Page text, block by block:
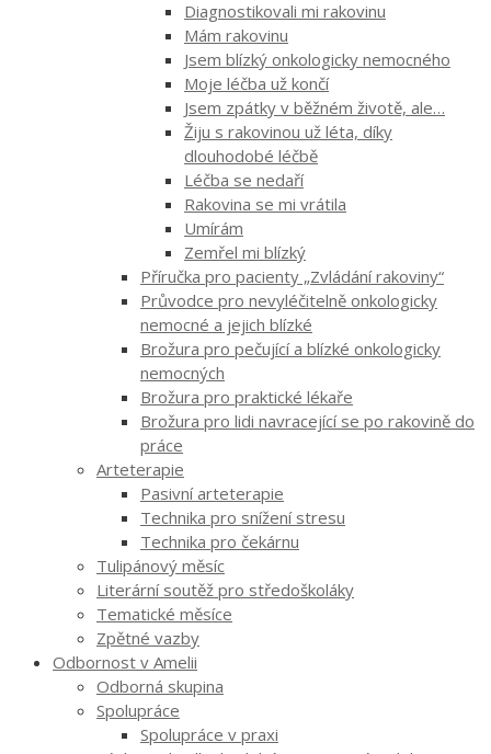
Diagnostikovali mi rakovinu
Mám rakovinu
Jsem blízký onkologicky nemocného
Moje léčba už končí
Jsem zpátky v běžném životě, ale…
Žiju s rakovinou už léta, díky
dlouhodobé léčbě
Léčba se nedaří
Rakovina se mi vrátila
Umírám
Zemřel mi blízký
Příručka pro pacienty „Zvládání rakoviny“
Průvodce pro nevyléčitelně onkologicky
nemocné a jejich blízké
Brožura pro pečující a blízké onkologicky
nemocných
Brožura pro praktické lékaře
Brožura pro lidi navracející se po rakovině do
práce
Arteterapie
Pasivní arteterapie
Technika pro snížení stresu
Technika pro čekárnu
Tulipánový měsíc
Literární soutěž pro středoškoláky
Tematické měsíce
Zpětné vazby
Odbornost v Amelii
Odborná skupina
Spolupráce
Spolupráce v praxi